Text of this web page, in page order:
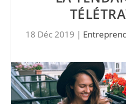
18 Déc 2019 |